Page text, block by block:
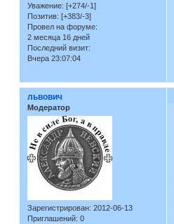
Уважение: [+274/-1]
Позитив: [+383/-3]
Провел на форуме:
2 месяца 16 дней
Последний визит:
Вчера 23:07:04
львович
Модератор
Зарегистрирован: 2012-06-13
Приглашений: 0